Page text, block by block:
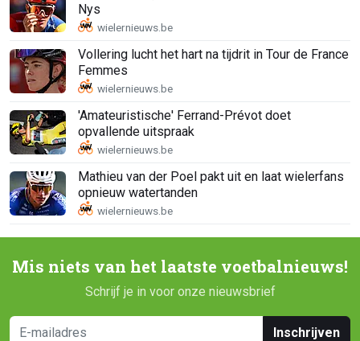
Nys
Vollering lucht het hart na tijdrit in Tour de France
Femmes
'Amateuristische' Ferrand-Prévot doet
opvallende uitspraak
Mathieu van der Poel pakt uit en laat wielerfans
opnieuw watertanden
Mis niets van het laatste voetbalnieuws!
Schrijf je in voor onze nieuwsbrief
Inschrijven